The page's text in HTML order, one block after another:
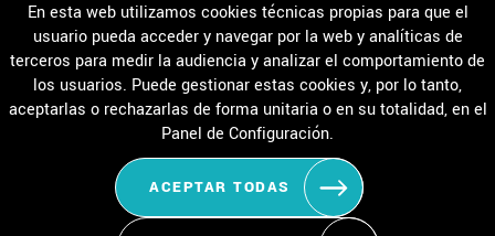
En esta web utilizamos cookies técnicas propias para que el
usuario pueda acceder y navegar por la web y analíticas de
terceros para medir la audiencia y analizar el comportamiento de
los usuarios. Puede gestionar estas cookies y, por lo tanto,
aceptarlas o rechazarlas de forma unitaria o en su totalidad, en el
Panel de Configuración.
ACEPTAR TODAS
INICIO ACADEMIA EVENTOSHORARIO / MATRÍCULA
TIPOS DE BAILE TARIFAS Y BONOS CONTACTO
Aviso Legal
Política de Privacidad de Datos
Política de Cookies
Configuración de Cookies